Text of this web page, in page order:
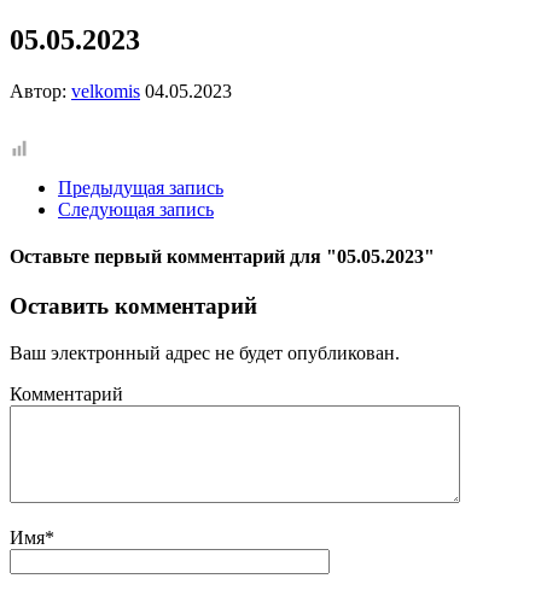
05.05.2023
Автор: velkomis 04.05.2023
Предыдущая запись
Следующая запись
Оставьте первый комментарий для "05.05.2023"
Оставить комментарий
Ваш электронный адрес не будет опубликован.
Комментарий
Имя*